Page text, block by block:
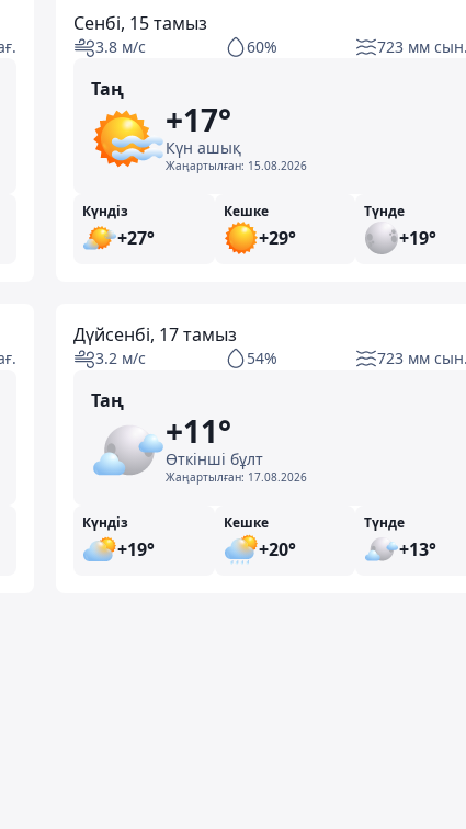
Сенбі, 15 тамыз
3.8 м/с 60% 723 мм
Таң
+17°
Күн ашық
Жаңартылған: 15.08.2026
Күндіз
+27°
Кешке
+29°
Түнде
+19°
Дүйсенбі, 17 тамыз
3.2 м/с 54% 723 мм
Таң
+11°
Өткінші бұлт
Жаңартылған: 17.08.2026
Күндіз
+19°
Кешке
+20°
Түнде
+13°